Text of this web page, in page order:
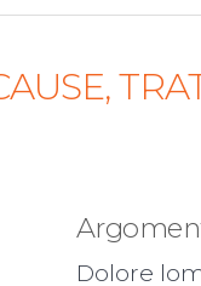
Dolore